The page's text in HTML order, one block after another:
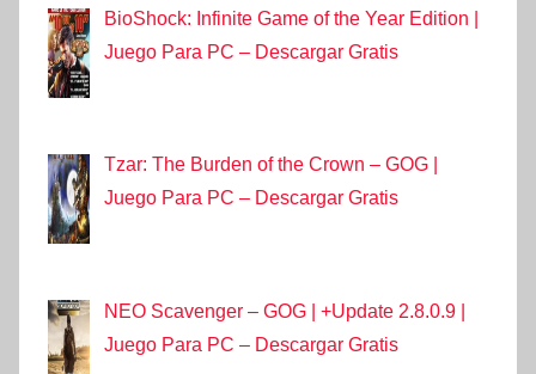
BioShock: Infinite Game of the Year Edition |
Juego Para PC – Descargar Gratis
Tzar: The Burden of the Crown – GOG |
Juego Para PC – Descargar Gratis
NEO Scavenger – GOG | +Update 2.8.0.9 |
Juego Para PC – Descargar Gratis